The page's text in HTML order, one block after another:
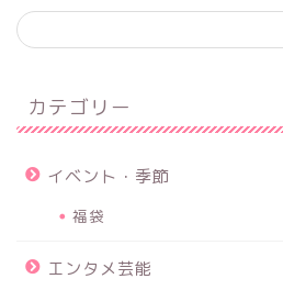
カテゴリー
イベント・季節
福袋
エンタメ芸能